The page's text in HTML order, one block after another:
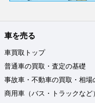
車を売る
車買取トップ
普通車の買取・査定の基礎
事故車・不動車の買取・相場
商用車（バス・トラックな